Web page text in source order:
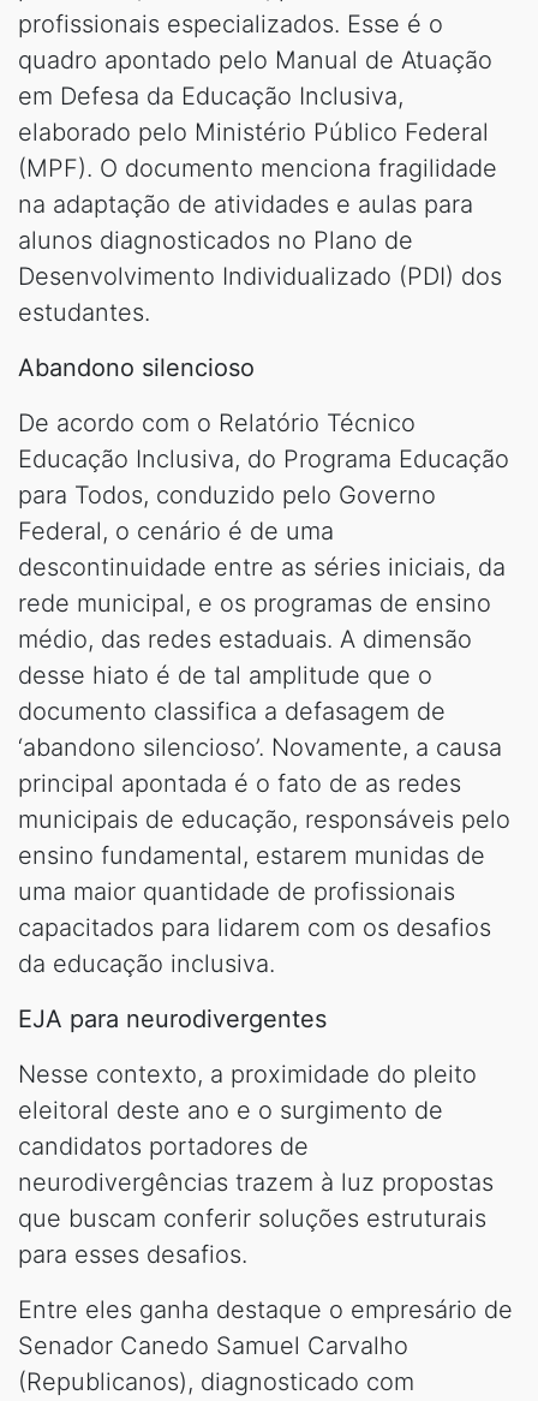
profissionais especializados. Esse é o
quadro apontado pelo Manual de Atuação
em Defesa da Educação Inclusiva,
elaborado pelo Ministério Público Federal
(MPF). O documento menciona fragilidade
na adaptação de atividades e aulas para
alunos diagnosticados no Plano de
Desenvolvimento Individualizado (PDI) dos
estudantes.
Abandono silencioso
De acordo com o Relatório Técnico
Educação Inclusiva, do Programa Educação
para Todos, conduzido pelo Governo
Federal, o cenário é de uma
descontinuidade entre as séries iniciais, da
rede municipal, e os programas de ensino
médio, das redes estaduais. A dimensão
desse hiato é de tal amplitude que o
documento classifica a defasagem de
‘abandono silencioso’. Novamente, a causa
principal apontada é o fato de as redes
municipais de educação, responsáveis pelo
ensino fundamental, estarem munidas de
uma maior quantidade de profissionais
capacitados para lidarem com os desafios
da educação inclusiva.
EJA para neurodivergentes
Nesse contexto, a proximidade do pleito
eleitoral deste ano e o surgimento de
candidatos portadores de
neurodivergências trazem à luz propostas
que buscam conferir soluções estruturais
para esses desafios.
Entre eles ganha destaque o empresário de
Senador Canedo Samuel Carvalho
(Republicanos), diagnosticado com